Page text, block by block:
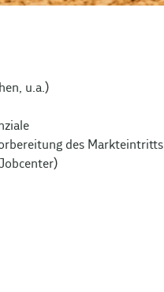
u.a.)
des Markteintritts